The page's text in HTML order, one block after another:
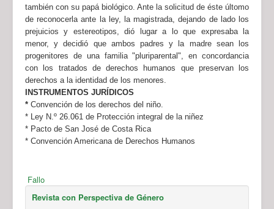
también con su papá biológico. Ante la solicitud de éste últomo
de reconocerla ante la ley, la magistrada, dejando de lado los
prejuicios y estereotipos, dió lugar a lo que expresaba la
menor, y decidió que ambos padres y la madre sean los
progenitores de una familia "pluriparental", en concordancia
con los tratados de derechos humanos que preservan los
derechos a la identidad de los menores.
INSTRUMENTOS JURÍDICOS
* Convención de los derechos del niño.
* Ley N.º 26.061 de Protección integral de la niñez
* Pacto de San José de Costa Rica
* Convención Americana de Derechos Humanos
Fallo
Revista con Perspectiva de Género